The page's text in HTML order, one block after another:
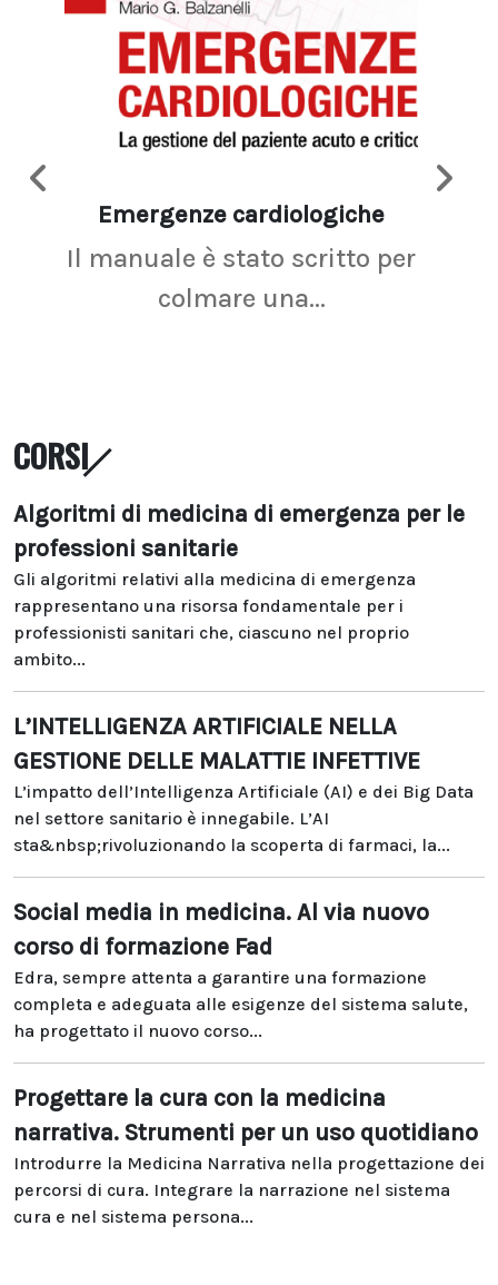
Emergenze cardiologiche
Il manuale è stato scritto per
colmare una...
CORSI
Algoritmi di medicina di emergenza per le
professioni sanitarie
Gli algoritmi relativi alla medicina di emergenza
rappresentano una risorsa fondamentale per i
professionisti sanitari che, ciascuno nel proprio
ambito...
L’INTELLIGENZA ARTIFICIALE NELLA
GESTIONE DELLE MALATTIE INFETTIVE
L’impatto dell’Intelligenza Artificiale (AI) e dei Big Data
nel settore sanitario è innegabile. L’AI
sta&nbsp;rivoluzionando la scoperta di farmaci, la...
Social media in medicina. Al via nuovo
corso di formazione Fad
Edra, sempre attenta a garantire una formazione
completa e adeguata alle esigenze del sistema salute,
ha progettato il nuovo corso...
Progettare la cura con la medicina
narrativa. Strumenti per un uso quotidiano
Introdurre la Medicina Narrativa nella progettazione dei
percorsi di cura. Integrare la narrazione nel sistema
cura e nel sistema persona...